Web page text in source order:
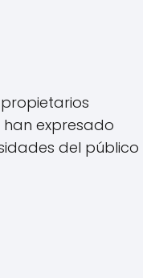
expresado
del público